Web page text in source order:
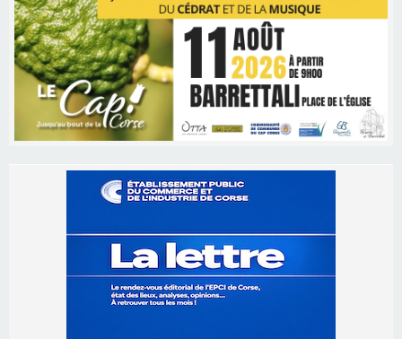
06/08/2026 15:57
Ucciani – Marché des producteurs à Cruculi le